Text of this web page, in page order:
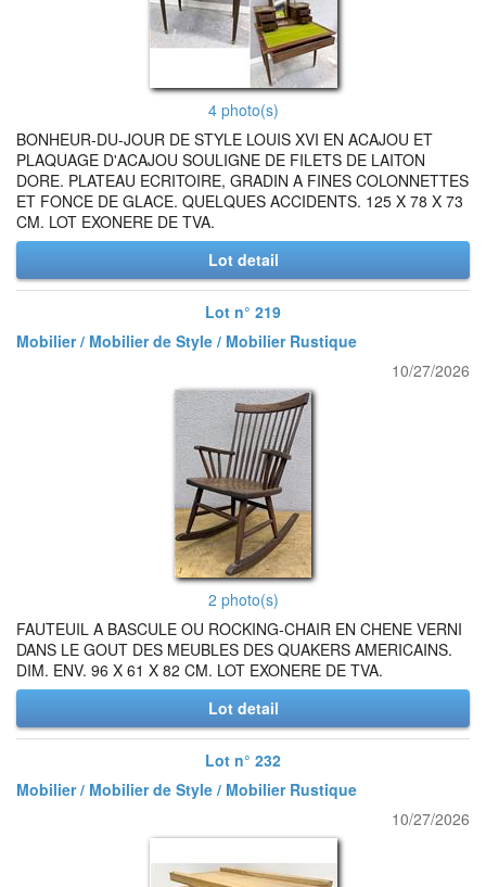
4 photo(s)
BONHEUR-DU-JOUR DE STYLE LOUIS XVI EN ACAJOU ET
PLAQUAGE D'ACAJOU SOULIGNE DE FILETS DE LAITON
DORE. PLATEAU ECRITOIRE, GRADIN A FINES COLONNETTES
ET FONCE DE GLACE. QUELQUES ACCIDENTS. 125 X 78 X 73
CM. LOT EXONERE DE TVA.
Lot detail
Lot n° 219
Mobilier / Mobilier de Style / Mobilier Rustique
10/27/2026
2 photo(s)
FAUTEUIL A BASCULE OU ROCKING-CHAIR EN CHENE VERNI
DANS LE GOUT DES MEUBLES DES QUAKERS AMERICAINS.
DIM. ENV. 96 X 61 X 82 CM. LOT EXONERE DE TVA.
Lot detail
Lot n° 232
Mobilier / Mobilier de Style / Mobilier Rustique
10/27/2026